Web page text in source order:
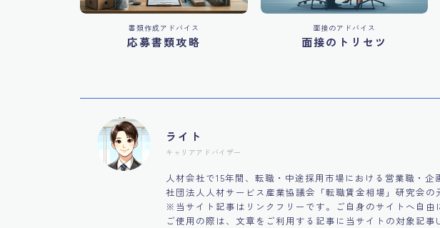
書類作成アドバイス
応募書類攻略
面接のアドバイス
面接のトリセツ
ライト
キャリアアドバイザー
人材会社で15年間、転職・中途採用市場における営業職・企
社団法人人材サービス産業協議会「転職賃金相場」研究会の
※当サイト記事はリンクフリーです。ご自身のサイトへ自由
ご使用の際は、文章をご利用する記事に当サイトの対象記事